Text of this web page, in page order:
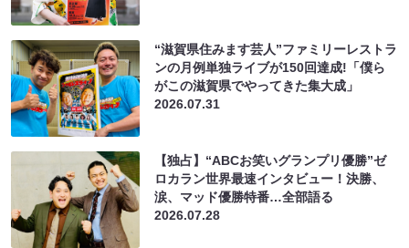
“滋賀県住みます芸人”ファミリーレストラ
ンの月例単独ライブが150回達成!「僕ら
がこの滋賀県でやってきた集大成」
2026.07.31
【独占】“ABCお笑いグランプリ優勝”ゼ
ロカラン世界最速インタビュー！決勝、
涙、マッド優勝特番…全部語る
2026.07.28